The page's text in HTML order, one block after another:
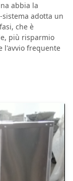
abbia la
adotta un
che è
più risparmio
l'avvio frequente